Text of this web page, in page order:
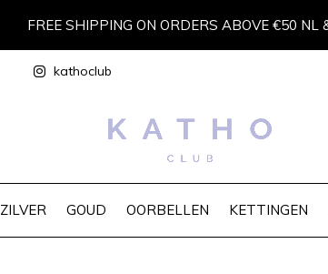
ZILVER GOUD OORBELLEN KETTINGEN
kathoclub
FREE SHIPPING ON ORDERS ABOVE €50 NL